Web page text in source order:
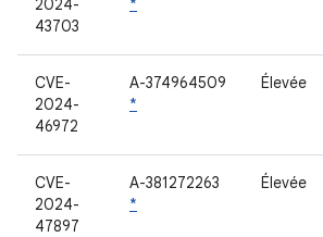
2024-
43703
*
CVE-
2024-
46972
A-374964509
*
Élevée
CVE-
2024-
47897
A-381272263
*
Élevée